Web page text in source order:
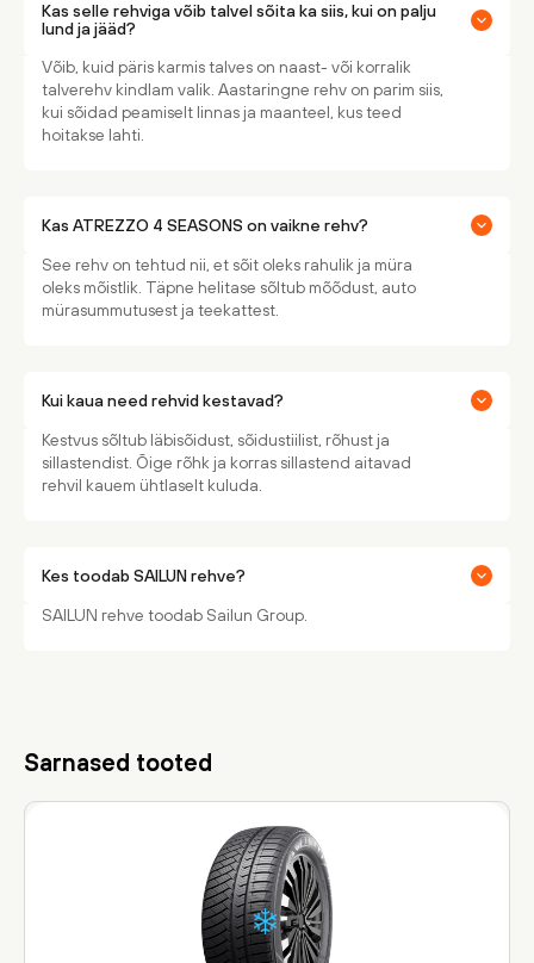
Kas selle rehviga võib talvel sõita ka siis, kui on palju
lund ja jääd?
Võib, kuid päris karmis talves on naast- või korralik
talverehv kindlam valik. Aastaringne rehv on parim siis,
kui sõidad peamiselt linnas ja maanteel, kus teed
hoitakse lahti.
Kas ATREZZO 4 SEASONS on vaikne rehv?
See rehv on tehtud nii, et sõit oleks rahulik ja müra
oleks mõistlik. Täpne helitase sõltub mõõdust, auto
mürasummutusest ja teekattest.
Kui kaua need rehvid kestavad?
Kestvus sõltub läbisõidust, sõidustiilist, rõhust ja
sillastendist. Õige rõhk ja korras sillastend aitavad
rehvil kauem ühtlaselt kuluda.
Kes toodab SAILUN rehve?
SAILUN rehve toodab Sailun Group.
Sarnased tooted